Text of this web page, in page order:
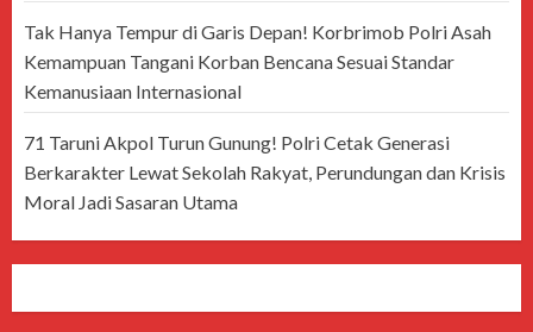
Tak Hanya Tempur di Garis Depan! Korbrimob Polri Asah
Kemampuan Tangani Korban Bencana Sesuai Standar
Kemanusiaan Internasional
71 Taruni Akpol Turun Gunung! Polri Cetak Generasi
Berkarakter Lewat Sekolah Rakyat, Perundungan dan Krisis
Moral Jadi Sasaran Utama